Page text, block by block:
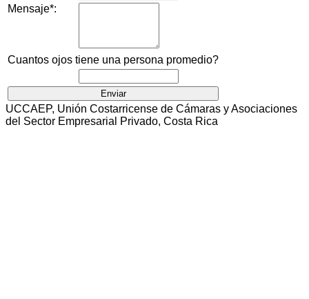
Mensaje*:
Cuantos ojos tiene una persona promedio?
UCCAEP, Unión Costarricense de Cámaras y Asociaciones
del Sector Empresarial Privado, Costa Rica